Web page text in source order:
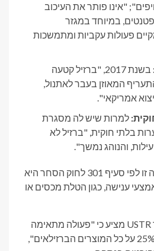
"אינו פותר את העיכוב
במיוחד במגזר
פעולות עקביות ומתמשכות
בשנת 2017, "ברזיל קטעה
המאוזן בעבר לאתנול,
אמריקאי".
למרות שיש לה מסגרת
בלתי חוקית, "ברזיל לא
והנוהג נמשך".
אחת ההשלכות של חקירה זו לפי סעיף 301 לחוק הסחר היא
ענישה, כגון הטלת מכסים או
במקרה הברזילאי, מסמך USTR מציע כי "פעולה מתאימה
תכלול החלת מכסים של 25% על כל המוצרים הברזילאים",